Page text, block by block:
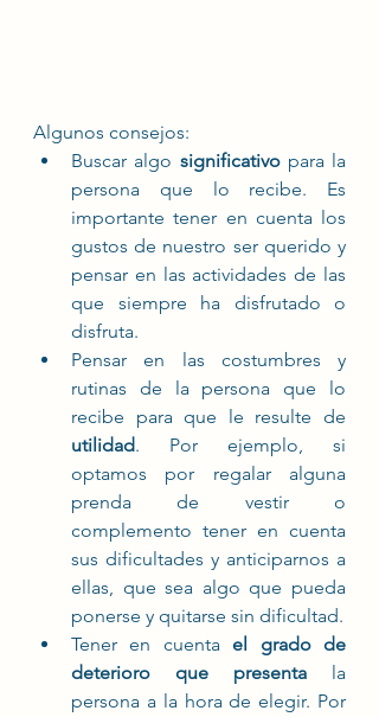
Algunos consejos:
Buscar algo significativo para la
persona que lo recibe. Es
importante tener en cuenta los
gustos de nuestro ser querido y
pensar en las actividades de las
que siempre ha disfrutado o
disfruta.
Pensar en las costumbres y
rutinas de la persona que lo
utilidad. Por ejemplo, si
optamos por regalar alguna
prenda de vestir o
complemento tener en cuenta
sus dificultades y anticiparnos a
ellas, que sea algo que pueda
Tener en cuenta el grado de
deterioro que presenta la
persona a la hora de elegir. Por